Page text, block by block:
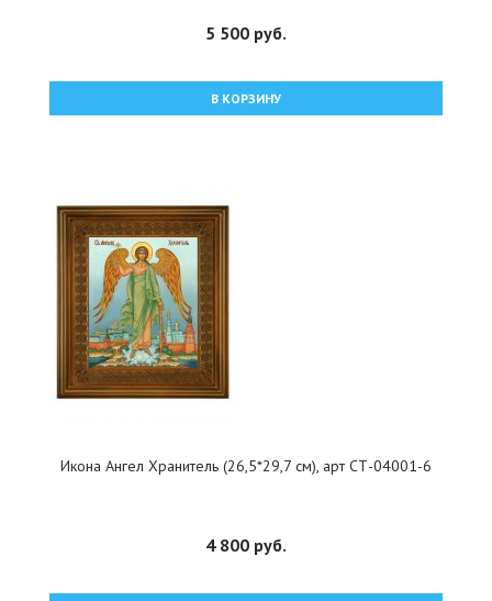
5 500 руб.
В КОРЗИНУ
Икона Ангел Хранитель (26,5*29,7 см), арт СТ-04001-6
4 800 руб.